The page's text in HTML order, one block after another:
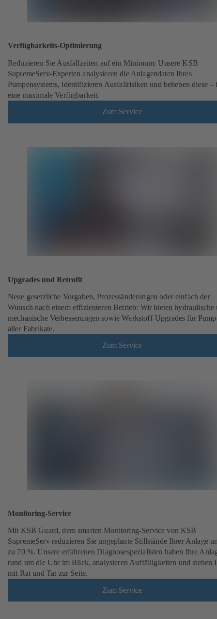
Verfügbarkeits-Optimierung
Reduzieren Sie Ausfallzeiten auf ein Minimum: Unsere KSB
SupremeServ-Experten analysieren die Anlagendaten Ihres
Pumpensystems, identifizieren Ausfallrisiken und beheben diese –
eine maximale Verfügbarkeit.
Zum Service
Upgrades und Retrofit
Neue gesetzliche Vorgaben, Prozessänderungen oder einfach der
Wunsch nach einem effizienteren Betrieb: Wir bieten hydraulische
mechanische Verbesserungen sowie Werkstoff-Upgrades für
aller Fabrikate.
Zum Service
Monitoring-Service
Mit KSB Guard, dem smarten Monitoring-Service von KSB
SupremeServ reduzieren Sie ungeplante Stillstände Ihrer Anlage
zu 70 %. Unsere erfahrenen Diagnosespezialisten haben Ihre
rund um die Uhr im Blick, analysieren Auffälligkeiten und stehen
mit Rat und Tat zur Seite.
Zum Service